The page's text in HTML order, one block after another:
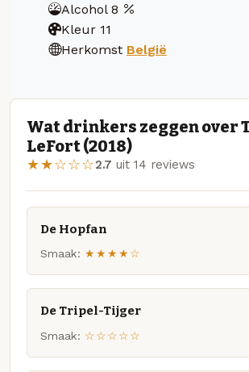
Alcohol 8
Kleur 11
Herkomst België
Wat drinkers zeggen over
LeFort (2018)
★★☆☆☆2.7 uit 14 reviews
De Hopfan
Smaak: ★★★★☆
De Tripel-Tijger
Smaak: ☆☆☆☆☆